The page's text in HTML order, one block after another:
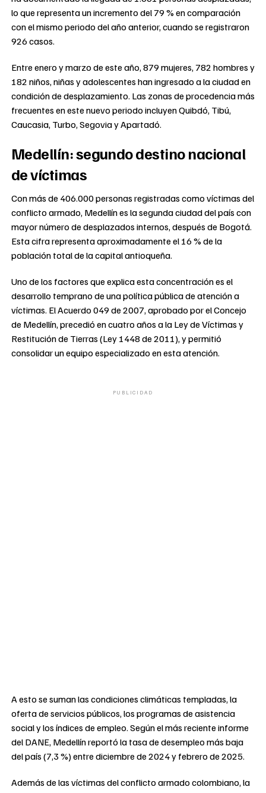
lo que representa un incremento del 79 % en comparación
con el mismo periodo del año anterior, cuando se registraron
926 casos.
Entre enero y marzo de este año, 879 mujeres, 782 hombres y
182 niños, niñas y adolescentes han ingresado a la ciudad en
condición de desplazamiento. Las zonas de procedencia más
frecuentes en este nuevo periodo incluyen Quibdó, Tibú,
Caucasia, Turbo, Segovia y Apartadó.
Medellín: segundo destino nacional
de víctimas
Con más de 406.000 personas registradas como víctimas del
conflicto armado, Medellín es la segunda ciudad del país con
mayor número de desplazados internos, después de Bogotá.
Esta cifra representa aproximadamente el 16 % de la
población total de la capital antioqueña.
Uno de los factores que explica esta concentración es el
desarrollo temprano de una política pública de atención a
víctimas. El Acuerdo 049 de 2007, aprobado por el Concejo
de Medellín, precedió en cuatro años a la Ley de Víctimas y
Restitución de Tierras (Ley 1448 de 2011), y permitió
consolidar un equipo especializado en esta atención.
PUBLICIDAD
A esto se suman las condiciones climáticas templadas, la
oferta de servicios públicos, los programas de asistencia
social y los índices de empleo. Según el más reciente informe
del DANE, Medellín reportó la tasa de desempleo más baja
del país (7,3 %) entre diciembre de 2024 y febrero de 2025.
Además de las víctimas del conflicto armado colombiano, la